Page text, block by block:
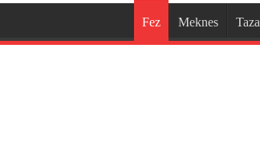
Fez Meknes Taza